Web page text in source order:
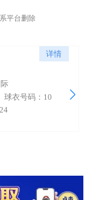
平台删除
详情
球衣号码：10